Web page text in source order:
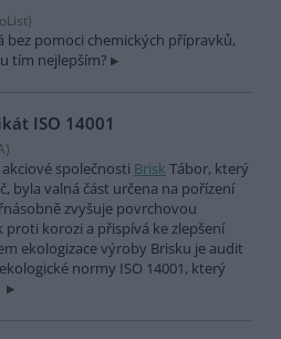
bez pomoci chemických přípravků,
tím nejlepším?
ISO 14001
)
společnosti Brisk Tábor, který
byla valná část určena na pořízení
zvyšuje povrchovou
proti korozi a přispívá ke zlepšení
ekologizace výroby Brisku je audit
normy ISO 14001, který